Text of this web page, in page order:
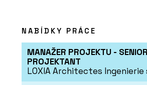
NABÍDKY PRÁCE
MANAŽER PROJEKTU - SENIOR
PROJEKTANT
LOXIA Architectes Ingenierie